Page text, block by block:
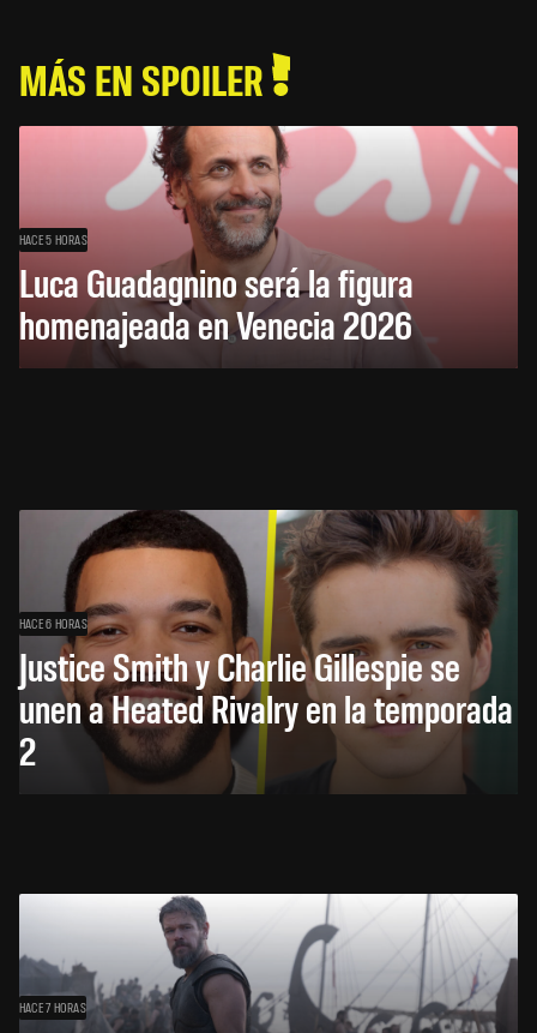
MÁS EN SPOILER
HACE 5 HORAS
Luca Guadagnino será la figura
homenajeada en Venecia 2026
HACE 6 HORAS
Justice Smith y Charlie Gillespie se
unen a Heated Rivalry en la temporada
2
HACE 7 HORAS